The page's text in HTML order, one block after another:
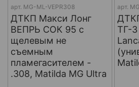
арт. МG-ML-VEPR308
ДТКП Макси Лонг
ВЕПРЬ СОК 95 с
щелевым не
съемным
пламегасителем -
.308, Matilda MG Ultra
арт.
ТГ-